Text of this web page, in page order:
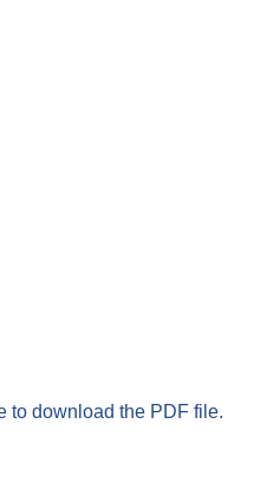
to download the PDF file.